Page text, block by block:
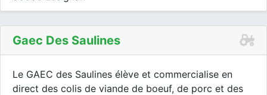
Gaec Des Saulines
Le GAEC des Saulines élève et commercialise en
direct des colis de viande de boeuf, de porc et des